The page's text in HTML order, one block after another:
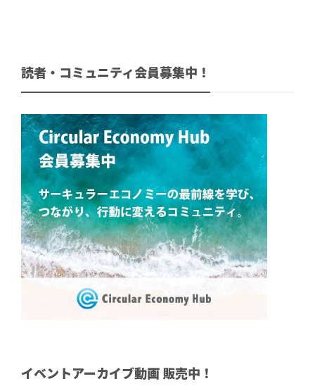
読者・コミュニティ会員募集中！
イベントアーカイブ動画 販売中！